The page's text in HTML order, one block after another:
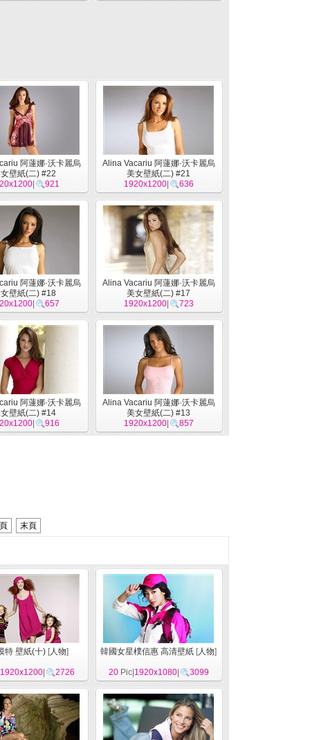
阿蓮娜·沃卡麗烏
壁紙(二) #22
| 921
Alina Vacariu 阿蓮娜·沃卡麗烏
美女壁紙(二) #21
1920x1200| 636
阿蓮娜·沃卡麗烏
壁紙(二) #18
| 657
Alina Vacariu 阿蓮娜·沃卡麗烏
美女壁紙(二) #17
1920x1200| 723
阿蓮娜·沃卡麗烏
壁紙(二) #14
| 916
Alina Vacariu 阿蓮娜·沃卡麗烏
美女壁紙(二) #13
1920x1200| 857
末頁
特 壁紙(十) [人物]
1920x1200| 2726
韓國女星樸信惠 高清壁紙 [人物]
20Pic| 1920x1080| 3099